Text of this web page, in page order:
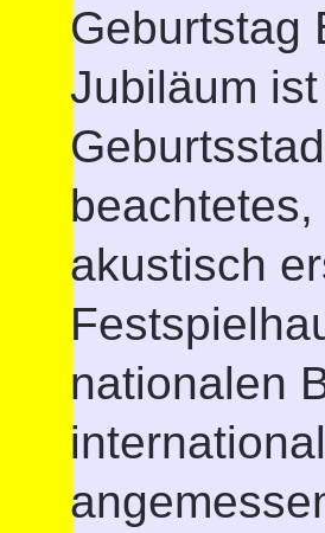
Geburtstag
Jubiläum
akustisch
nationalen